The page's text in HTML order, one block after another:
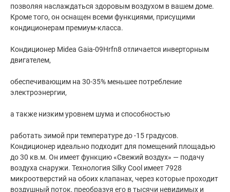
позволяя наслаждаться здоровым воздухом в вашем доме.
Кроме того, он оснащен всеми функциями, присущими
кондиционерам премиум-класса.
Кондиционер Midea Gaia-09Hrfn8 отличается инверторным
двигателем,
обеспечивающим на 30-35% меньшее потребление
электроэнергии,
а также низким уровнем шума и способностью
работать зимой при температуре до -15 градусов.
Кондиционер идеально подходит для помещений площадью
до 30 кв.м. Он имеет функцию «Свежий воздух» — подачу
воздуха снаружи. Технология Silky Cool имеет 7928
микроотверстий на обоих клапанах, через которые проходит
воздушный поток, преобразуя его в тысячи невидимых и